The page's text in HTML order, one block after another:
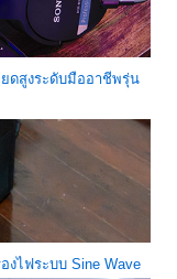
ยดสูงระดับมืออาชีพรุ่น
งไฟระบบ Sine Wave